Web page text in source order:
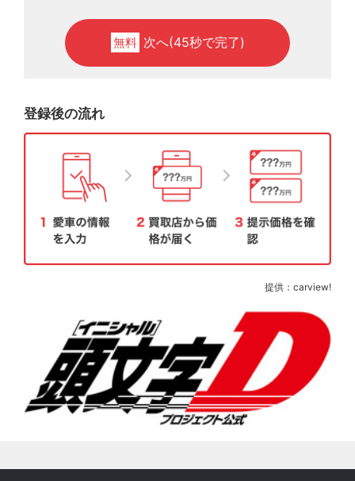
無料 次へ(45秒で完了)
登録後の流れ
提供：carview!